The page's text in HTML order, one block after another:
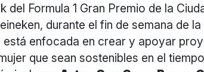
del Formula 1 Gran Premio de la
durante el fin de semana de
está enfocada en crear y apoyar
que sean sostenibles en el